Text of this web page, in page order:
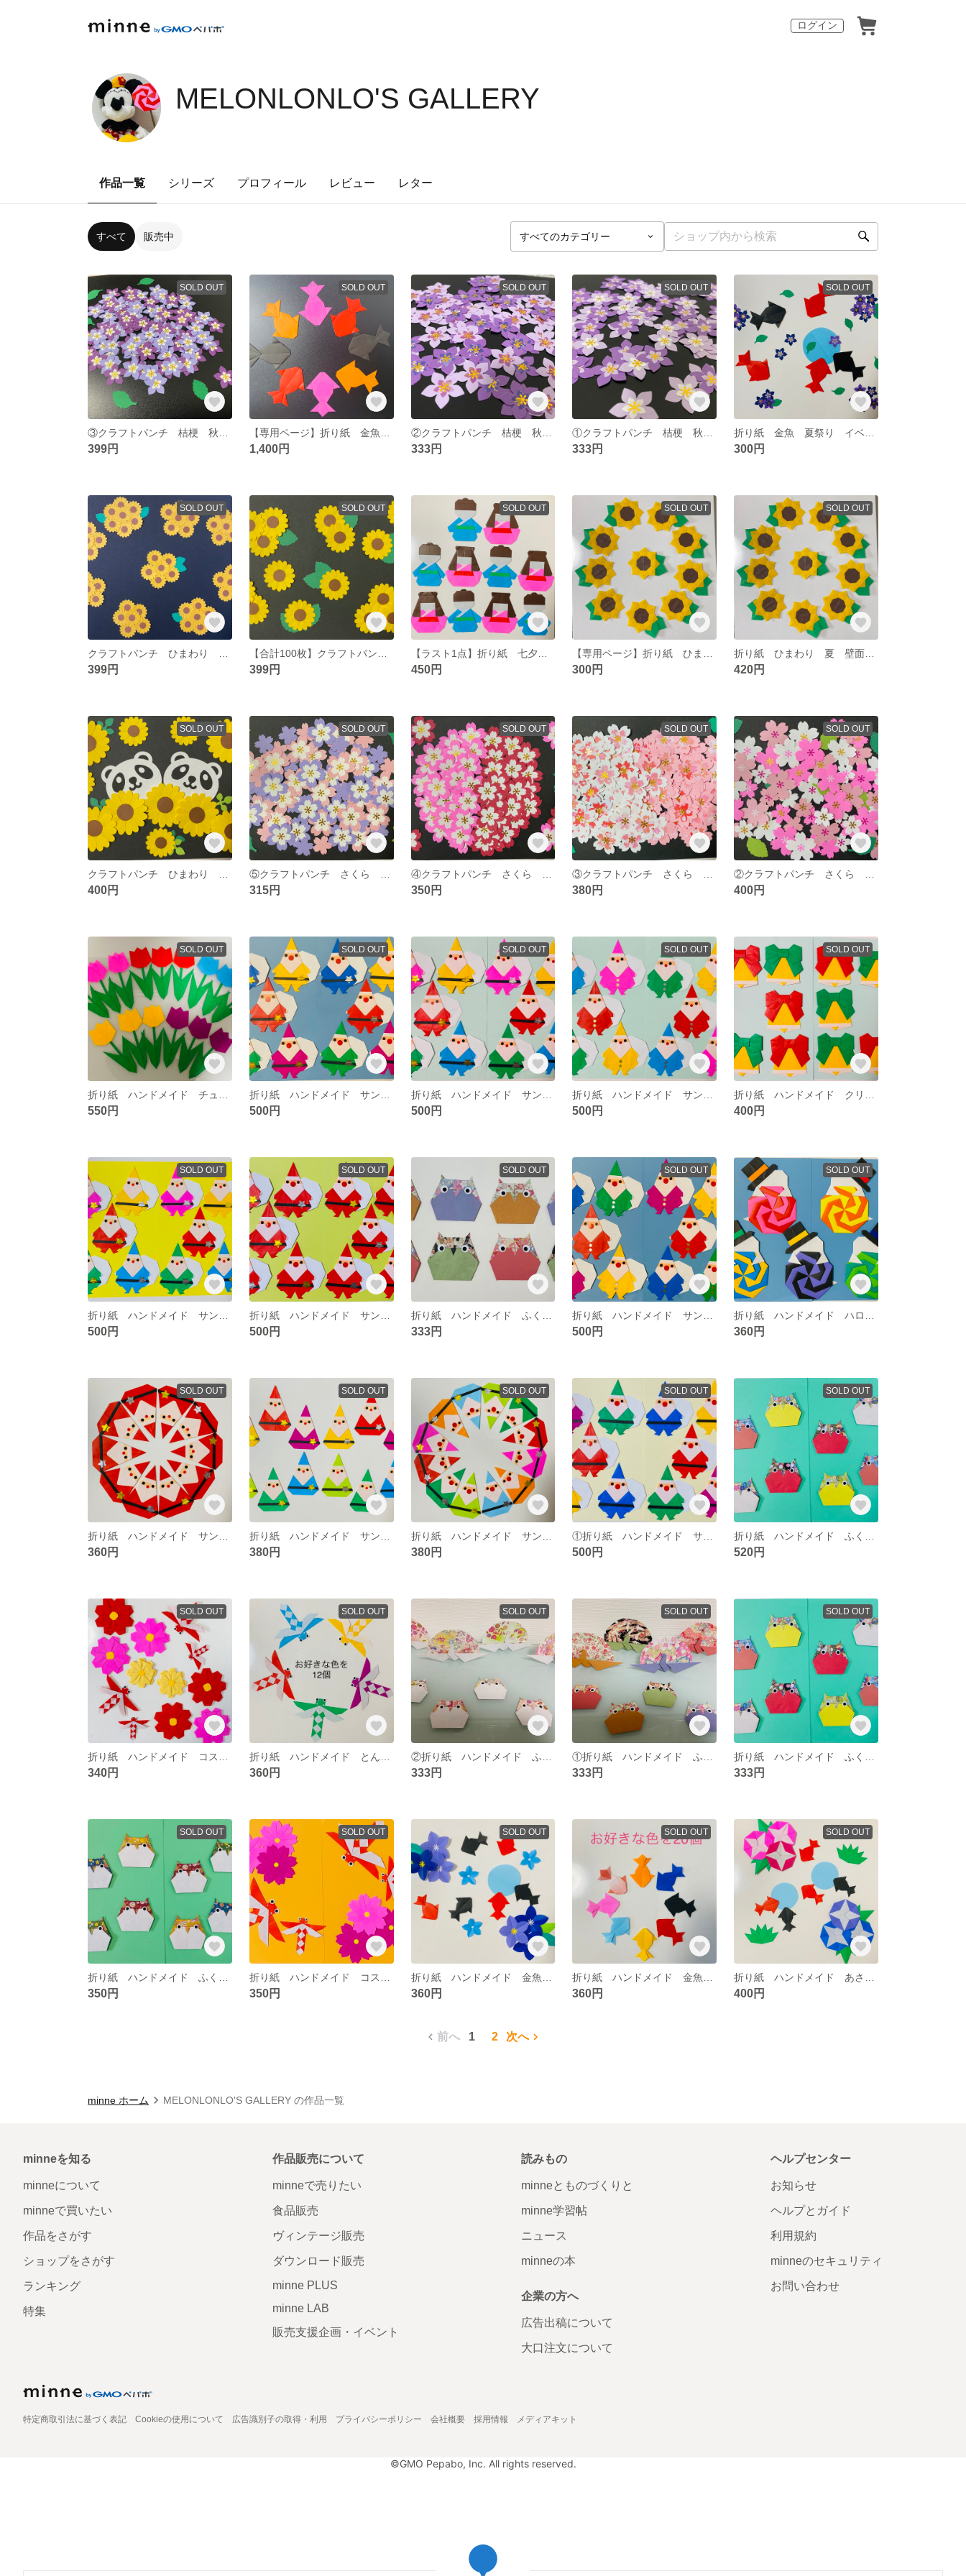
ログイン
MELONLONLO'S GALLERY
作品一覧 シリーズ プロフィール レビュー レター
すべて 販売中
SOLD OUT
399円
SOLD OUT
1,400円
SOLD OUT
333円
SOLD OUT
333円
SOLD OUT
300円
SOLD OUT
399円
SOLD OUT
399円
SOLD OUT
450円
SOLD OUT
300円
SOLD OUT
420円
SOLD OUT
400円
SOLD OUT
315円
SOLD OUT
350円
SOLD OUT
380円
SOLD OUT
400円
SOLD OUT
550円
SOLD OUT
500円
SOLD OUT
500円
SOLD OUT
500円
SOLD OUT
400円
SOLD OUT
500円
SOLD OUT
500円
SOLD OUT
333円
SOLD OUT
500円
SOLD OUT
360円
SOLD OUT
360円
SOLD OUT
380円
SOLD OUT
380円
SOLD OUT
500円
SOLD OUT
520円
SOLD OUT
340円
SOLD OUT
360円
SOLD OUT
333円
SOLD OUT
333円
SOLD OUT
333円
SOLD OUT
350円
SOLD OUT
350円
SOLD OUT
360円
SOLD OUT
360円
SOLD OUT
400円
前へ 1 2 次へ
minne ホーム MELONLONLO'S GALLERY の作品一覧
minneを知る
minneについて
minneで買いたい
作品をさがす
ショップをさがす
ランキング
特集
作品販売について
minneで売りたい
食品販売
ヴィンテージ販売
ダウンロード販売
minne PLUS
minne LAB
販売支援企画・イベント
読みもの
minneとものづくりと
minne学習帖
ニュース
minneの本
企業の方へ
広告出稿について
大口注文について
ヘルプセンター
お知らせ
ヘルプとガイド
利用規約
minneのセキュリティ
お問い合わせ
特定商取引法に基づく表記 Cookieの使用について 広告識別子の取得・利用 プライバシーポリシー 会社概要 採用情報 メディアキット
©GMO Pepabo, Inc. All rights reserved.